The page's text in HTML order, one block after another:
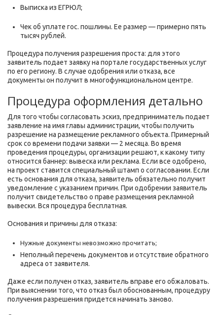
Выписка из ЕГРЮЛ;
Чек об уплате гос. пошлины. Ее размер — примерно пять
тысяч рублей.
Процедура получения разрешения проста: для этого
заявитель подает заявку на портале государственных услуг
по его региону. В случае одобрения или отказа, все
документы он получит в многофункциональном центре.
Процедура оформления детально
Для того чтобы согласовать эскиз, предприниматель подает
заявление на имя главы администрации, чтобы получить
разрешение на размещение рекламного объекта. Примерный
срок со времени подачи заявки — 2 месяца. Во время
проведения процедуры, организации решают, к какому типу
относится баннер: вывеска или реклама. Если все одобрено,
на проект ставится специальный штамп о согласовании. Если
есть основания для отказа, заявитель обязательно получит
уведомление с указанием причин. При одобрении заявитель
получит свидетельство о праве размещения рекламной
вывески. Вся процедура бесплатная.
Основания и причины для отказа:
Нужные документы невозможно прочитать;
Неполный перечень документов и отсутствие обратного
адреса от заявителя.
Даже если получен отказ, заявитель вправе его обжаловать.
При выяснении того, что отказ был обоснованным, процедуру
получения разрешения придется начинать заново.